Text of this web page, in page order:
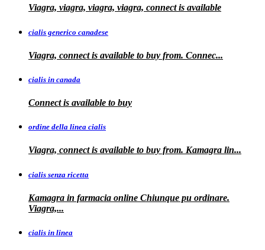
Viagra, viagra, viagra, viagra, connect is available
cialis generico canadese
Viagra, connect is available to buy from. Connec...
cialis in canada
Connect is available to buy
ordine della linea cialis
Viagra, connect is available to buy from. Kamagra lin...
cialis senza ricetta
Kamagra in farmacia online Chiunque pu ordinare.
Viagra,...
cialis in linea